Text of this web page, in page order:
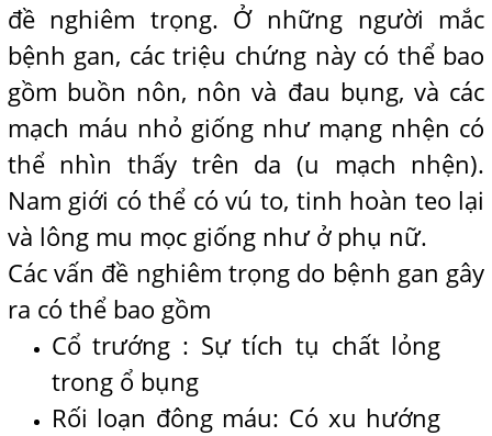
đề nghiêm trọng. Ở những người mắc
bệnh gan, các triệu chứng này có thể bao
gồm buồn nôn, nôn và đau bụng, và các
mạch máu nhỏ giống như mạng nhện có
thể nhìn thấy trên da (u mạch nhện).
Nam giới có thể có vú to, tinh hoàn teo lại
và lông mu mọc giống như ở phụ nữ.
Các vấn đề nghiêm trọng do bệnh gan gây
ra có thể bao gồm
Cổ trướng : Sự tích tụ chất lỏng
trong ổ bụng
Rối loạn đông máu: Có xu hướng